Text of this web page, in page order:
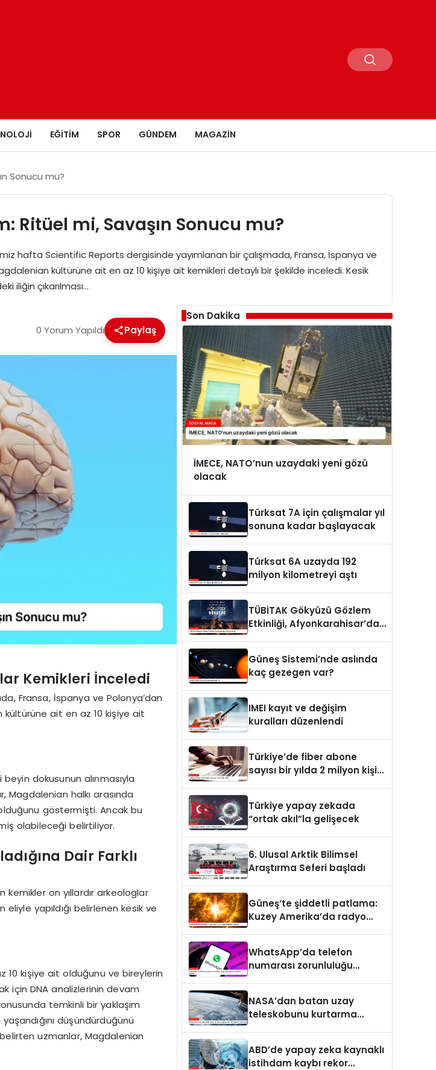
EĞITIM SPOR GÜNDEM MAGAZIN
Sonucu mu?
mi, Savaşın Sonucu mu?
hafta Scientific Reports dergisinde yayımlanan bir çalışmada, Fransa, İspanya ve
kültürüne ait en az 10 kişiye ait kemikleri detaylı bir şekilde inceledi. Kesik
iliğin çıkarılması…
0 Yorum Yapıldı Paylaş
Kemikleri İnceledi
Fransa, İspanya ve Polonya’dan
kültürüne ait en az 10 kişiye ait
dokusunun alınmasıyla
Magdalenian halkı arasında
göstermişti. Ancak bu
olabileceği belirtiliyor.
Dair Farklı
kemikler on yıllardır arkeologlar
yapıldığı belirlenen kesik ve
10 kişiye ait olduğunu ve bireylerin
için DNA analizlerinin devam
temkinli bir yaklaşım
düşündürdüğünü
uzmanlar, Magdalenian
Son Dakika
İMECE, NATO’nun uzaydaki yeni gözü
olacak
Türksat 7A için çalışmalar yıl
sonuna kadar başlayacak
Türksat 6A uzayda 192
milyon kilometreyi aştı
TÜBİTAK Gökyüzü Gözlem
Etkinliği, Afyonkarahisar’da
Güneş Sistemi’nde aslında
kaç gezegen var?
IMEI kayıt ve değişim
kuralları düzenlendi
Türkiye’de fiber abone
sayısı bir yılda 2 milyon kişi
Türkiye yapay zekada
“ortak akıl”la gelişecek
6. Ulusal Arktik Bilimsel
Araştırma Seferi başladı
Güneş’te şiddetli patlama:
Kuzey Amerika’da radyo
WhatsApp’da telefon
numarası zorunluluğu
NASA’dan batan uzay
teleskobunu kurtarma
ABD’de yapay zeka kaynaklı
istihdam kaybı rekor